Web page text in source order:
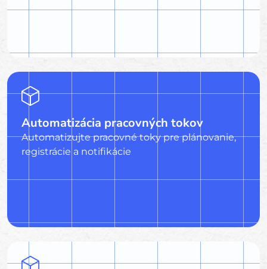
Automatizácia pracovných tokov
Automatizujte pracovné toky pre plánovanie,
registrácie a notifikácie